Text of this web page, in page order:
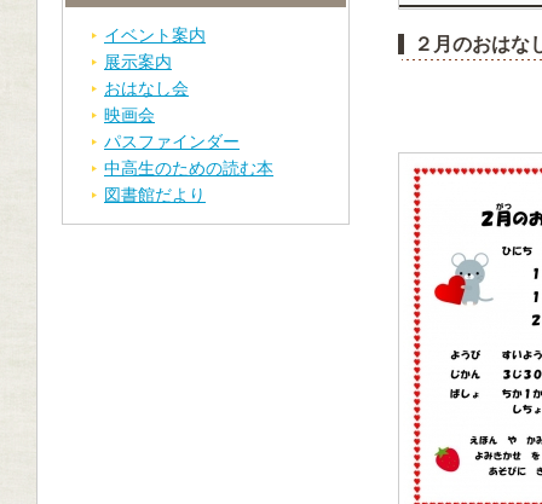
イベント案内
展示案内
おはなし会
映画会
パスファインダー
中高生のための読む本
図書館だより
２月のおはな